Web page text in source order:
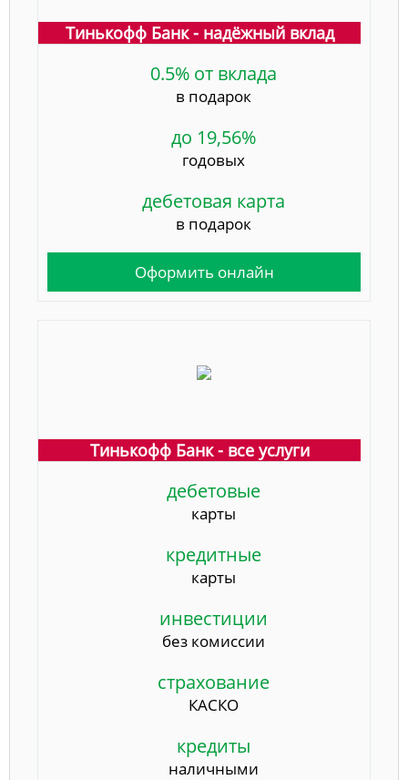
Тинькофф Банк - надёжный вклад
0.5% от вклада
в подарок
до 19,56%
годовых
дебетовая карта
в подарок
Оформить онлайн
Тинькофф Банк - все услуги
дебетовые
карты
кредитные
карты
инвестиции
без комиссии
страхование
КАСКО
кредиты
наличными